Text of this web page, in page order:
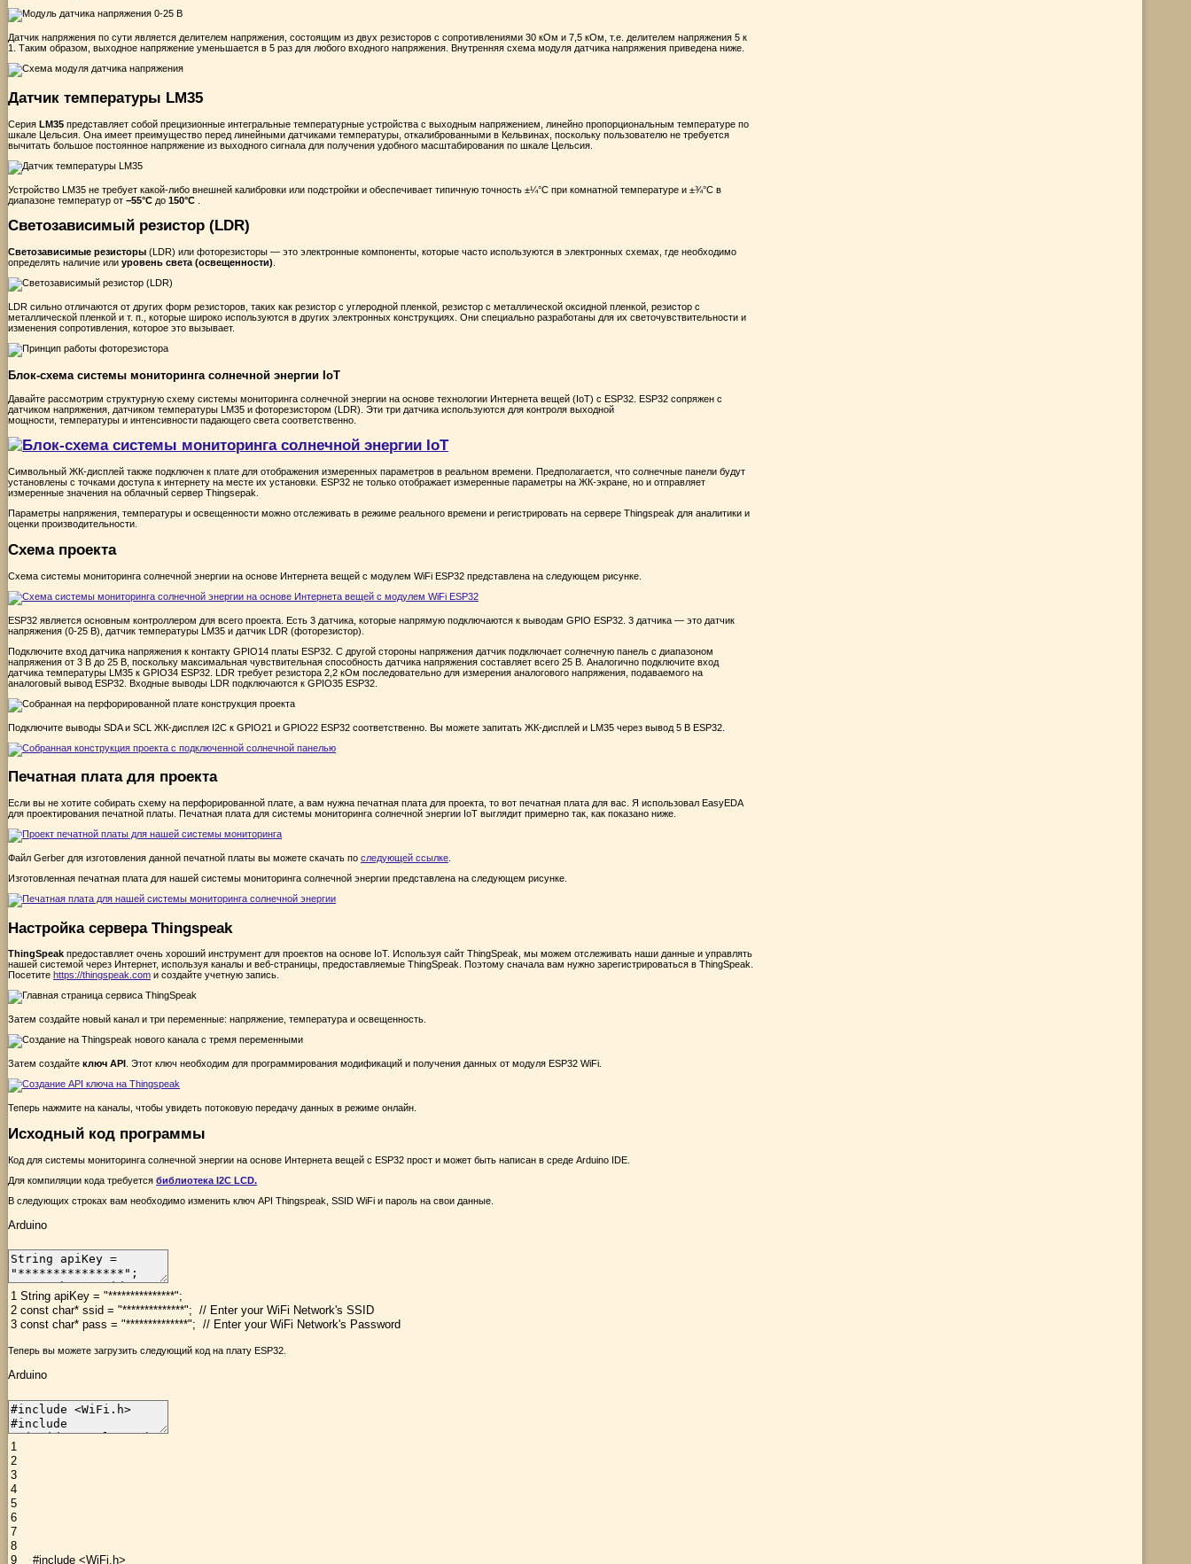
Датчик напряжения по сути является делителем напряжения, состоящим из двух резисторов с сопротивлениями 30 кОм и 7,5 кОм , т.е. делителем напряжения 5 к
1. Таким образом, выходное напряжение уменьшается в 5 раз для любого входного напряжения. Внутренняя схема модуля датчика напряжения приведена ниже.
Датчик температуры LM35
Серия LM35 представляет собой прецизионные интегральные температурные устройства с выходным напряжением, линейно пропорциональным температуре по
шкале Цельсия . Она имеет преимущество перед линейными датчиками температуры, откалиброванными в Кельвинах, поскольку пользователю не требуется
вычитать большое постоянное напряжение из выходного сигнала для получения удобного масштабирования по шкале Цельсия.
Устройство LM35 не требует какой-либо внешней калибровки или подстройки и обеспечивает типичную точность ±¼°C при комнатной температуре и ±¾°C в
диапазоне температур от −55°C до 150°C
Светозависимый резистор (LDR)
Светозависимые резисторы (LDR) или фоторезисторы — это электронные компоненты, которые часто используются в электронных схемах, где необходимо
определять наличие или уровень света (освещенности)
LDR сильно отличаются от других форм резисторов, таких как резистор с углеродной пленкой, резистор с металлической оксидной пленкой, резистор с
металлической пленкой и т. п., которые широко используются в других электронных конструкциях. Они специально разработаны для их светочувствительности и
изменения сопротивления, которое это вызывает.
Блок-схема системы мониторинга солнечной энергии IoT
Давайте рассмотрим структурную схему системы мониторинга солнечной энергии на основе технологии Интернета вещей (IoT) с ESP32. ESP32 сопряжен с
датчиком напряжения, датчиком температуры LM35 и фоторезистором (LDR). Эти три датчика используются для контроля выходной
мощности, температуры и интенсивности падающего света соответственно.
Символьный ЖК-дисплей также подключен к плате для отображения измеренных параметров в реальном времени. Предполагается, что солнечные панели будут
установлены с точками доступа к интернету на месте их установки. ESP32 не только отображает измеренные параметры на ЖК-экране, но и отправляет
измеренные значения на облачный сервер Thingsepak.
Параметры напряжения, температуры и освещенности можно отслеживать в режиме реального времени и регистрировать на сервере Thingspeak для аналитики и
оценки производительности.
Схема проекта
Схема системы мониторинга солнечной энергии на основе Интернета вещей с модулем WiFi ESP32 представлена на следующем рисунке.
ESP32 является основным контроллером для всего проекта. Есть 3 датчика, которые напрямую подключаются к выводам GPIO ESP32. 3 датчика — это датчик
напряжения (0-25 В), датчик температуры LM35 и датчик LDR (фоторезистор).
Подключите вход датчика напряжения к контакту GPIO14 платы ESP32. С другой стороны напряжения датчик подключает солнечную панель с диапазоном
напряжения от 3 В до 25 В, поскольку максимальная чувствительная способность датчика напряжения составляет всего 25 В. Аналогично подключите вход
датчика температуры LM35 к GPIO34 ESP32. LDR требует резистора 2,2 кОм последовательно для измерения аналогового напряжения, подаваемого на
аналоговый вывод ESP32. Входные выводы LDR подключаются к GPIO35 ESP32.
Подключите выводы SDA и SCL ЖК-дисплея I2C к GPIO21 и GPIO22 ESP32 соответственно. Вы можете запитать ЖК-дисплей и LM35 через вывод 5 В ESP32.
Печатная плата для проекта
Если вы не хотите собирать схему на перфорированной плате, а вам нужна печатная плата для проекта, то вот печатная плата для вас. Я использовал EasyEDA
для проектирования печатной платы. Печатная плата для системы мониторинга солнечной энергии IoT выглядит примерно так, как показано ниже.
Файл Gerber для изготовления данной печатной платы вы можете скачать по следующей ссылке
Изготовленная печатная плата для нашей системы мониторинга солнечной энергии представлена на следующем рисунке.
Настройка сервера Thingspeak
ThingSpeak предоставляет очень хороший инструмент для проектов на основе IoT. Используя сайт ThingSpeak, мы можем отслеживать наши данные и управлять
нашей системой через Интернет, используя каналы и веб-страницы, предоставляемые ThingSpeak. Поэтому сначала вам нужно зарегистрироваться в ThingSpeak.
Посетите https://thingspeak.com и создайте учетную запись.
Затем создайте новый канал и три переменные: напряжение, температура и освещенность.
Затем создайте ключ API . Этот ключ необходим для программирования модификаций и получения данных от модуля ESP32 WiFi.
Теперь нажмите на каналы, чтобы увидеть потоковую передачу данных в режиме онлайн.
Исходный код программы
Код для системы мониторинга солнечной энергии на основе Интернета вещей с ESP32 прост и может быть написан в среде Arduino IDE.
Для компиляции кода требуется библиотека I2C LCD.
В следующих строках вам необходимо изменить ключ API Thingspeak, SSID WiFi и пароль на свои данные.
Arduino
1
2
3
String apiKey = "***************";
const char* ssid = "**************"; // Enter your WiFi Network's SSID
const char* pass = "**************"; // Enter your WiFi Network's Password
Теперь вы можете загрузить следующий код на плату ESP32.
Arduino
1
2
3
4
5
6
7
8
9
#include <WiFi.h>